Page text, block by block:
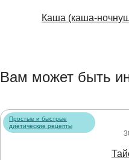
Каша (каша-
Вам может быть
Простые и быстрые
диетические рецепты